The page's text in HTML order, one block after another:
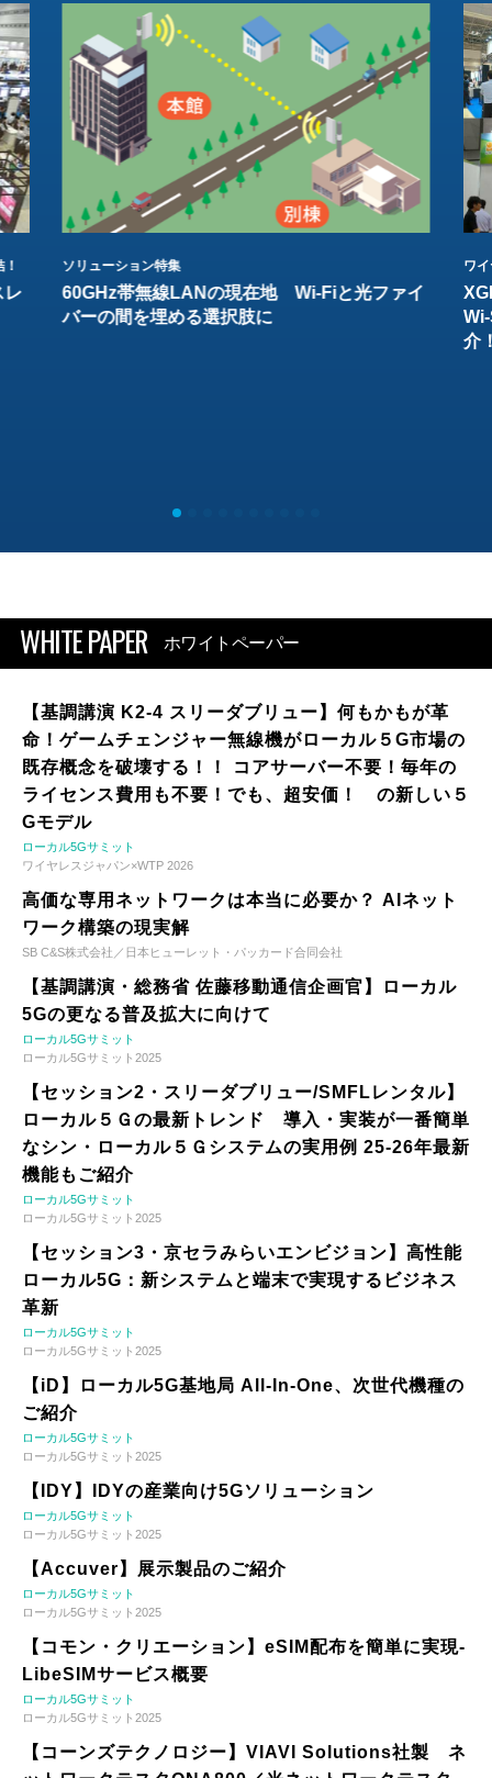
レ
ソリューション特集
60GHz帯無線LANの現在地 Wi-Fiと光ファイ
バーの間を埋める選択肢に
ワ
介
WHITE PAPER ホワイトペーパー
【基調講演 K2-4 スリーダブリュー】何もかもが革
命！ゲームチェンジャー無線機がローカル５G市場の
既存概念を破壊する！！ コアサーバー不要！毎年の
ライセンス費用も不要！でも、超安価！ の新しい５
Gモデル
ローカル5Gサミット
ワイヤレスジャパン×WTP 2026
高価な専用ネットワークは本当に必要か？ AIネット
ワーク構築の現実解
SB C&S株式会社／日本ヒューレット・パッカード合同会社
【基調講演・総務省 佐藤移動通信企画官】ローカル
5Gの更なる普及拡大に向けて
ローカル5Gサミット
ローカル5Gサミット2025
【セッション2・スリーダブリュー/SMFLレンタル】
ローカル５Ｇの最新トレンド 導入・実装が一番簡単
なシン・ローカル５Ｇシステムの実用例 25-26年最新
機能もご紹介
ローカル5Gサミット
ローカル5Gサミット2025
【セッション3・京セラみらいエンビジョン】高性能
ローカル5G：新システムと端末で実現するビジネス
革新
ローカル5Gサミット
ローカル5Gサミット2025
【iD】ローカル5G基地局 All-In-One、次世代機種の
ご紹介
ローカル5Gサミット
ローカル5Gサミット2025
【IDY】IDYの産業向け5Gソリューション
ローカル5Gサミット
ローカル5Gサミット2025
【Accuver】展示製品のご紹介
ローカル5Gサミット
ローカル5Gサミット2025
【コモン・クリエーション】eSIM配布を簡単に実現-
LibeSIMサービス概要
ローカル5Gサミット
ローカル5Gサミット2025
【コーンズテクノロジー】VIAVI Solutions社製 ネ